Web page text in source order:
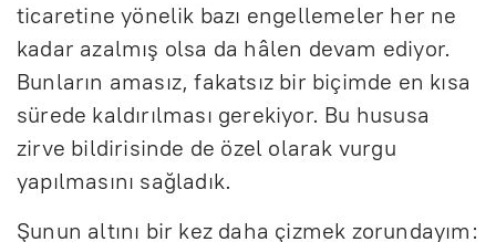
ticaretine yönelik bazı engellemeler her ne
kadar azalmış olsa da hâlen devam ediyor.
Bunların amasız, fakatsız bir biçimde en kısa
sürede kaldırılması gerekiyor. Bu hususa
zirve bildirisinde de özel olarak vurgu
yapılmasını sağladık.
Şunun altını bir kez daha çizmek zorundayım: